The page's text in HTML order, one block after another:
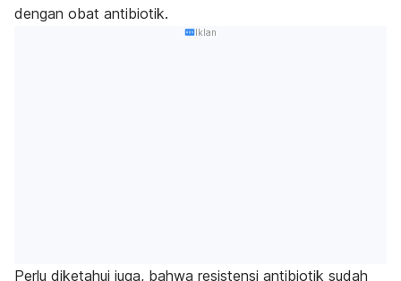
dengan obat antibiotik.
Iklan
Perlu diketahui juga, bahwa resistensi antibiotik sudah